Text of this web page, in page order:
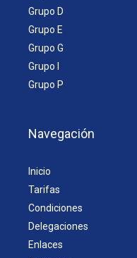
Grupo D
Grupo E
Grupo G
Grupo I
Grupo P
Navegación
Inicio
Tarifas
Condiciones
Delegaciones
Enlaces